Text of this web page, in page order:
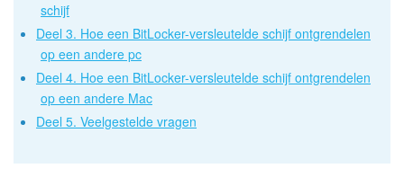
schijf
Deel 3. Hoe een BitLocker-versleutelde schijf ontgrendelen
op een andere pc
Deel 4. Hoe een BitLocker-versleutelde schijf ontgrendelen
op een andere Mac
Deel 5. Veelgestelde vragen